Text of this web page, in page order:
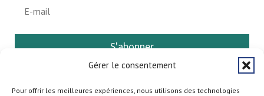
Gérer le consentement
Pour offrir les meilleures expériences, nous utilisons des technologies
S'abonner